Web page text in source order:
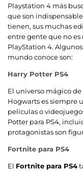
Playstation 4 más
que son
tienen, sus muchas
entre gente que no es
PlayStation 4.
mundo conoce son:
Harry Potter PS4
El universo mágico
Hogwarts es siempre
películas o
Potter para PS4,
protagonistas son
Fortnite para PS4
El Fortnite para PS4